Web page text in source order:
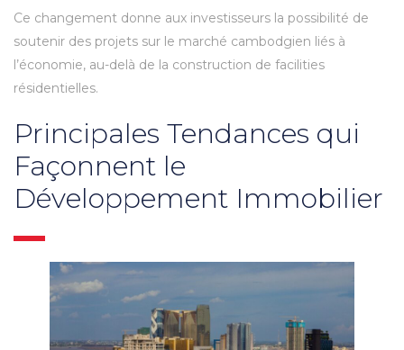
Ce changement donne aux investisseurs la possibilité de
soutenir des projets sur le marché cambodgien liés à
l’économie, au-delà de la construction de facilities
résidentielles.
Principales Tendances qui
Façonnent le
Développement Immobilier